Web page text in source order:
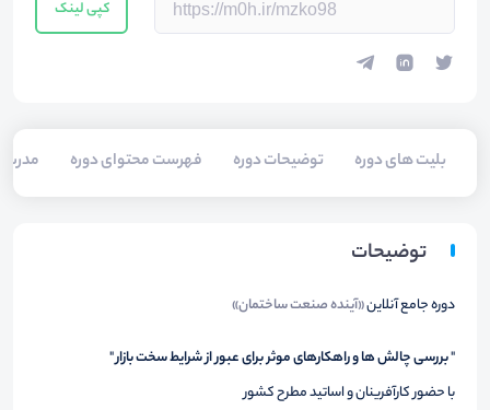
کپی لینک
بلیت های دوره توضیحات دوره فهرست محتوای دوره
توضیحات
دوره جامع آنلاین«آینده صنعت ساختمان»
"بررسی چالش ها و راهکارهای موثر برای عبور از شرایط سخت بازار"
با حضور کارآفرینان و اساتید مطرح کشور